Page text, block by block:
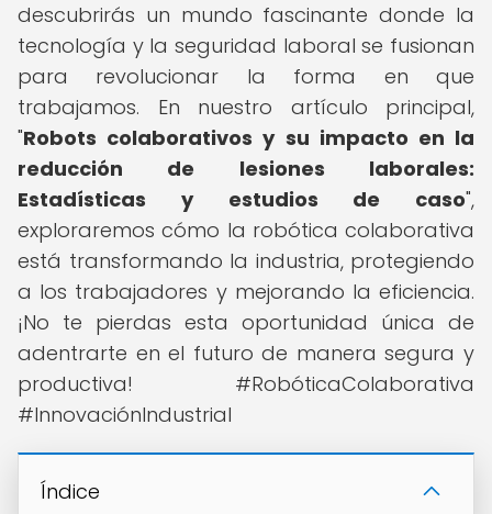
descubrirás un mundo fascinante donde la
tecnología y la seguridad laboral se fusionan
para revolucionar la forma en que
trabajamos. En nuestro artículo principal,
"Robots colaborativos y su impacto en la
reducción de lesiones laborales:
Estadísticas y estudios de caso",
exploraremos cómo la robótica colaborativa
está transformando la industria, protegiendo
a los trabajadores y mejorando la eficiencia.
¡No te pierdas esta oportunidad única de
adentrarte en el futuro de manera segura y
productiva! #RobóticaColaborativa
#InnovaciónIndustrial
Índice